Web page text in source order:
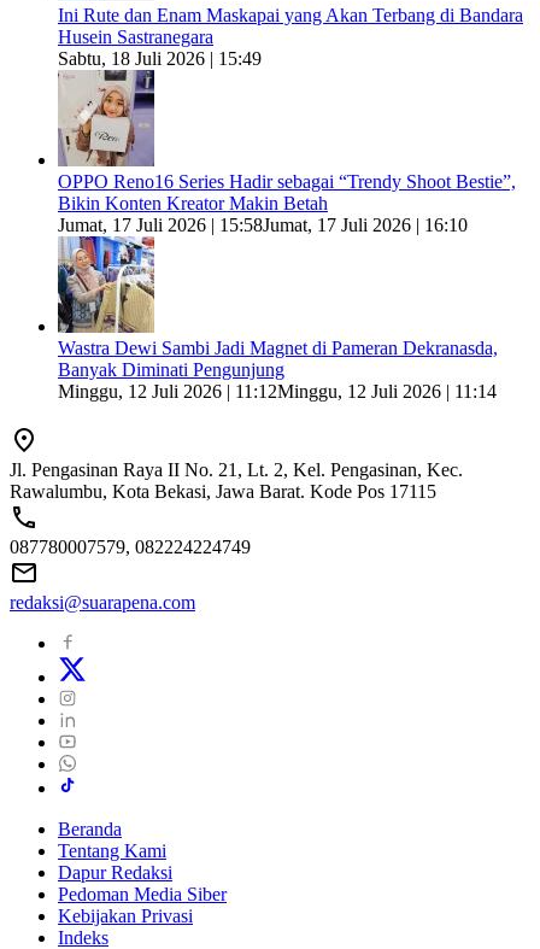
Ini Rute dan Enam Maskapai yang Akan Terbang di Bandara
Husein Sastranegara
Sabtu, 18 Juli 2026 | 15:49
OPPO Reno16 Series Hadir sebagai “Trendy Shoot Bestie”,
Bikin Konten Kreator Makin Betah
Jumat, 17 Juli 2026 | 15:58Jumat, 17 Juli 2026 | 16:10
Wastra Dewi Sambi Jadi Magnet di Pameran Dekranasda,
Banyak Diminati Pengunjung
Minggu, 12 Juli 2026 | 11:12Minggu, 12 Juli 2026 | 11:14
Jl. Pengasinan Raya II No. 21, Lt. 2, Kel. Pengasinan, Kec.
Rawalumbu, Kota Bekasi, Jawa Barat. Kode Pos 17115
087780007579, 082224224749
redaksi@suarapena.com
Beranda
Tentang Kami
Dapur Redaksi
Pedoman Media Siber
Kebijakan Privasi
Indeks